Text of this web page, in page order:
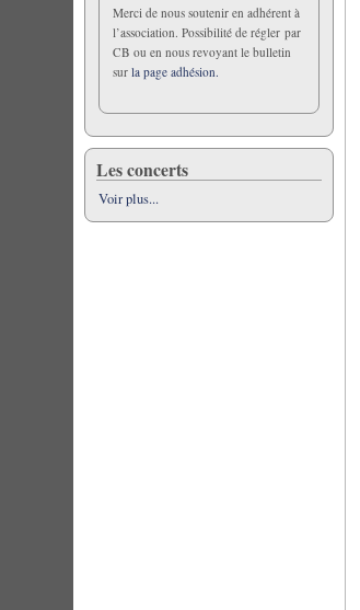
Merci de nous soutenir en adhérent à
l’association. Possibilité de régler par
CB ou en nous revoyant le bulletin
surla page adhésion.
Les concerts
Voir plus...